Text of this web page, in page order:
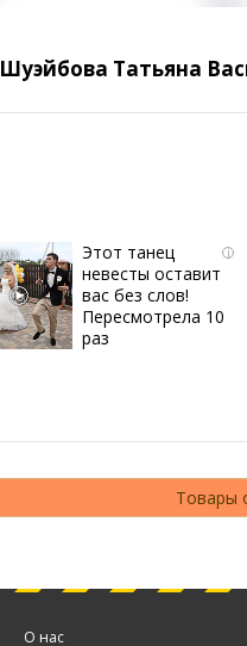
Шуэйбова Татьяна
i
Этот танец
невесты оставит
вас без слов!
Пересмотрела 10
раз
Товары
О нас